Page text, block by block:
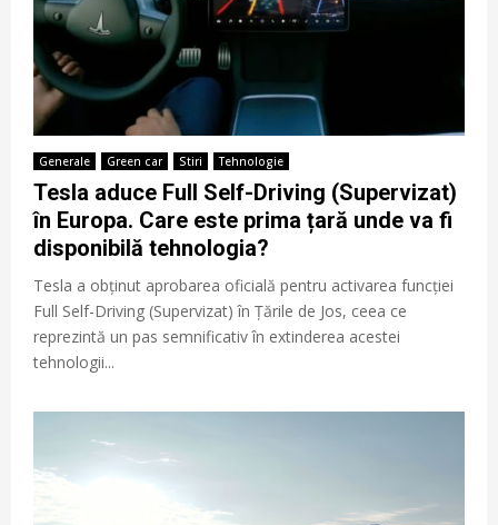
Generale Green car Stiri Tehnologie
Tesla aduce Full Self-Driving (Supervizat)
în Europa. Care este prima țară unde va fi
disponibilă tehnologia?
Tesla a obținut aprobarea oficială pentru activarea funcției
Full Self-Driving (Supervizat) în Țările de Jos, ceea ce
reprezintă un pas semnificativ în extinderea acestei
tehnologii...